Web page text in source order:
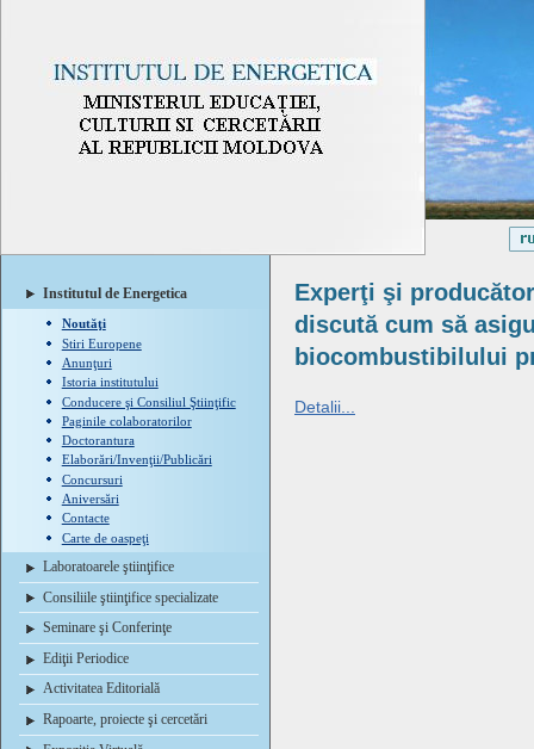
Institutul de Energetica
Noutăţi
Stiri Europene
Anunţuri
Istoria institutului
Conducere şi Consiliul Ştiinţific
Paginile colaboratorilor
Doctorantura
Elaborări/Invenţii/Publicări
Concursuri
Aniversări
Contacte
Carte de oaspeţi
Laboratoarele ştiinţifice
Consiliile ştiinţifice specializate
Seminare şi Conferinţe
Ediţii Periodice
Activitatea Editorială
Rapoarte, proiecte şi cercetări
Experţi şi
discută cum să
biocombustibilului
Detalii...